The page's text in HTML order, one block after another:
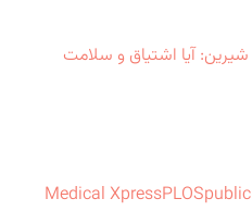
آیا اشتیاق و سلامت
Medical XpressPLOS